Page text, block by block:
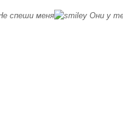
спеши меня Они у